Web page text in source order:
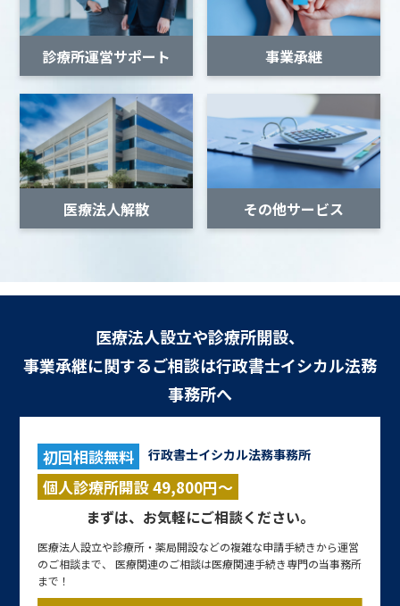
診療所運営サポート 事業承継
医療法人解散 その他サービス
医療法人設立や診療所開設、
事業承継に関するご相談は行政書士イシカル法務
事務所へ
初回相談無料 行政書士イシカル法務事務所
個人診療所開設 49,800円～
まずは、お気軽にご相談ください。
医療法人設立や診療所・薬局開設などの複雑な申請手続きから運営
のご相談まで、 医療関連のご相談は医療関連手続き専門の当事務所
まで！